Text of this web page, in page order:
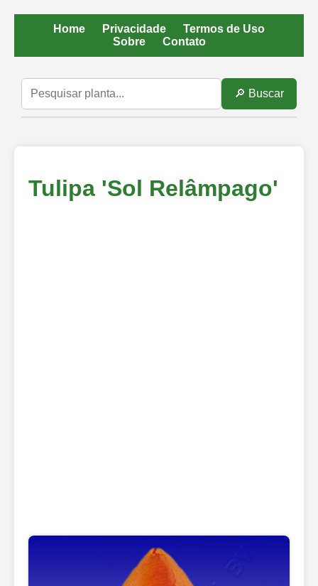
Home Privacidade
Termos de Uso
Sobre
Contato
🔎 Buscar
Tulipa 'Sol Relâmpago'